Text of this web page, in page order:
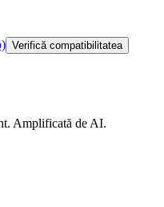
Verifică compatibilitatea
Amplificată de AI.